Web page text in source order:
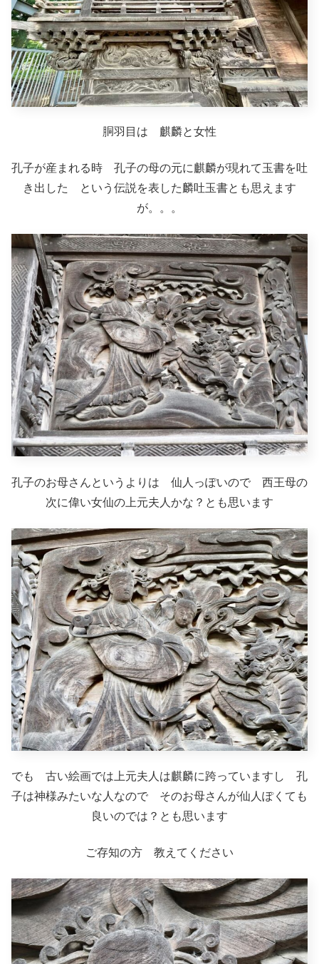
胴羽目は 麒麟と女性
孔子が産まれる時 孔子の母の元に麒麟が現れて玉書を吐
き出した という伝説を表した麟吐玉書とも思えます
が。。。
孔子のお母さんというよりは 仙人っぽいので 西王母の
次に偉い女仙の上元夫人かな？とも思います
でも 古い絵画では上元夫人は麒麟に跨っていますし 孔
子は神様みたいな人なので そのお母さんが仙人ぽくても
良いのでは？とも思います
ご存知の方 教えてください